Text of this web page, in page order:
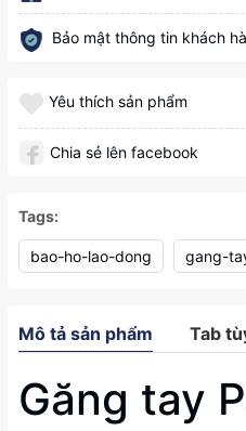
Bảo mật thông tin khách
Yêu thích sản phẩm
Chia sẻ lên facebook
Tags:
bao-ho-lao-dong gang-
Mô tả sản phẩm Tab
Găng tay